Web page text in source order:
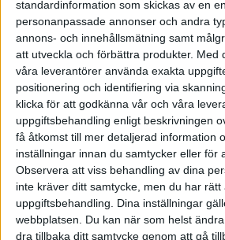
standardinformation som skickas av en
personanpassade annonser och andra
annons- och innehållsmätning samt
att utveckla och förbättra produkter. Med
våra leverantörer använda exakta
positionering och identifiering via
klicka för att godkänna vår och våra
uppgiftsbehandling enligt beskrivningen
få åtkomst till mer detaljerad information
inställningar innan du samtycker eller för
Observera att viss behandling av dina
inte kräver ditt samtycke, men du har
uppgiftsbehandling. Dina inställningar
webbplatsen. Du kan när som helst
dra tillbaka ditt samtycke genom att gå
jag vet att intervjun eller
bra avslut som knyter ihop
Man brukar säga att en lång
kräver så mycket förberedelse,
presentation tar lång tid att
är en sanning med modifikation så
del i det. När du är på ett möte
sekunder på dig att presentera
du då? Om du ska säga något
intresset och som leder till